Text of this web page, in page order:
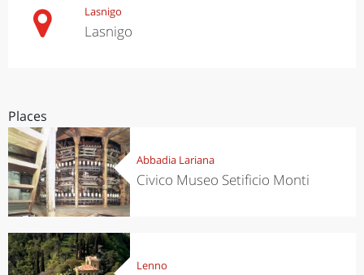
Lasnigo
Lasnigo
Places
Abbadia Lariana
Civico Museo Setificio Monti
Lenno